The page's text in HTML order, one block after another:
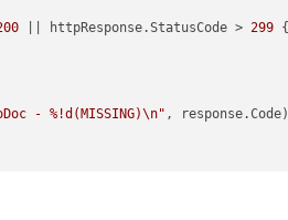
|| httpResponse.StatusCode > 299 {
- %!d(MISSING)\n" , response.Code)